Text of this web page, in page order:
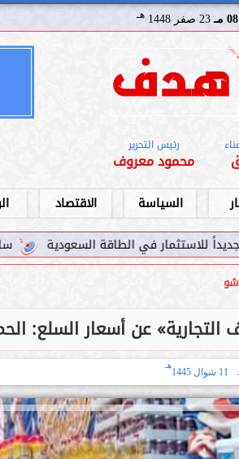
مـ 23 صفر 1448 هـ
رئيس التحرير
محمود معروف
السياسة الاقتصاد
سامر شقير: اتفاقيات السعودية وروسيا الطاقة السعودية
شو
التجارية» عن أسعار السلع:
11 شوال 1445
هـ